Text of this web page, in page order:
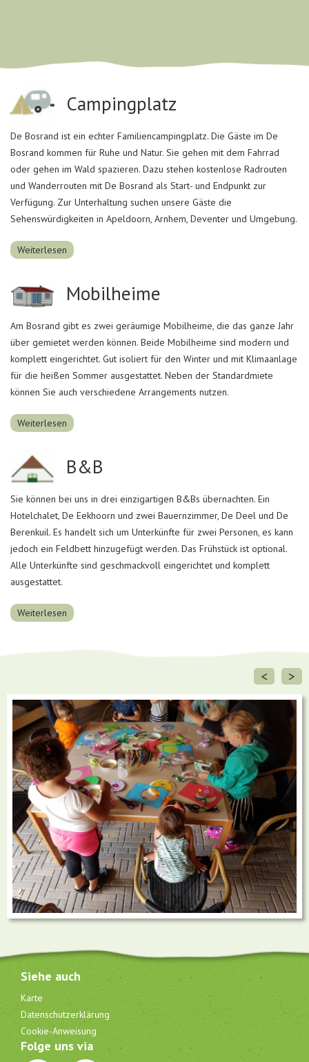
Campingplatz
De Bosrand ist ein echter Familiencampingplatz. Die Gäste im De
Bosrand kommen für Ruhe und Natur. Sie gehen mit dem Fahrrad
oder gehen im Wald spazieren. Dazu stehen kostenlose Radrouten
und Wanderrouten mit De Bosrand als Start- und Endpunkt zur
Verfügung. Zur Unterhaltung suchen unsere Gäste die
Sehenswürdigkeiten in Apeldoorn, Arnhem, Deventer und Umgebung.
Weiterlesen
Mobilheime
Am Bosrand gibt es zwei geräumige Mobilheime, die das ganze Jahr
über gemietet werden können. Beide Mobilheime sind modern und
komplett eingerichtet. Gut isoliert für den Winter und mit Klimaanlage
für die heißen Sommer ausgestattet. Neben der Standardmiete
können Sie auch verschiedene Arrangements nutzen.
Weiterlesen
B&B
Sie können bei uns in drei einzigartigen B&Bs übernachten. Ein
Hotelchalet, De Eekhoorn und zwei Bauernzimmer, De Deel und De
Berenkuil. Es handelt sich um Unterkünfte für zwei Personen, es kann
jedoch ein Feldbett hinzugefügt werden. Das Frühstück ist optional.
Alle Unterkünfte sind geschmackvoll eingerichtet und komplett
ausgestattet.
Weiterlesen
< >
Siehe auch
Karte
Datenschutzerklärung
Cookie-Anweisung
Folge uns via